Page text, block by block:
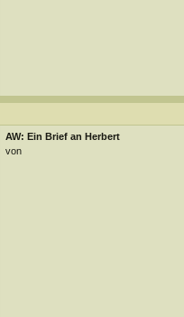
AW: Ein Brief an Herbert
von